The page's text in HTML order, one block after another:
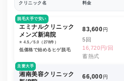
クリニック名 料金
脱毛大手で安い
エミナルクリニック
メンズ新潟院
⭐️ 4.5／5.0（278件）
低価格で始めるヒゲ脱毛
83,600円
5回
16,720円/回
蓄熱式
主要大手
湘南美容クリニック
66,000円